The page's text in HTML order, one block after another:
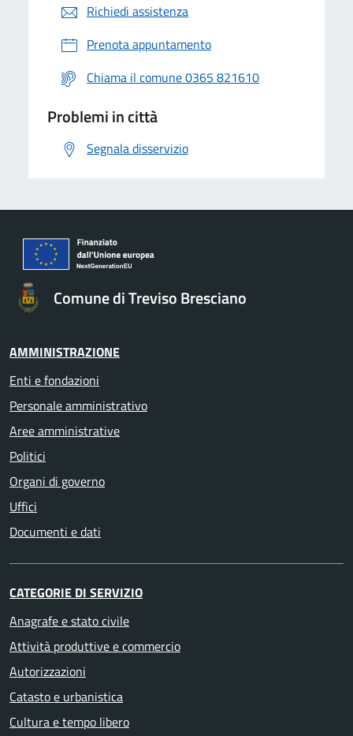
Richiedi assistenza
Prenota appuntamento
Chiama il comune 0365 821610
Problemi in città
Segnala disservizio
Comune di Treviso Bresciano
AMMINISTRAZIONE
Enti e fondazioni
Personale amministrativo
Aree amministrative
Politici
Organi di governo
Uffici
Documenti e dati
CATEGORIE DI SERVIZIO
Anagrafe e stato civile
Attività produttive e commercio
Autorizzazioni
Catasto e urbanistica
Cultura e tempo libero